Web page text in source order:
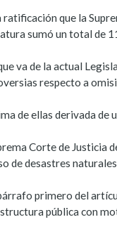
ratificación que la
sumó un total de
va de la actual
respecto a
de ellas derivada de
Corte de Justicia
de desastres
primero del
pública con